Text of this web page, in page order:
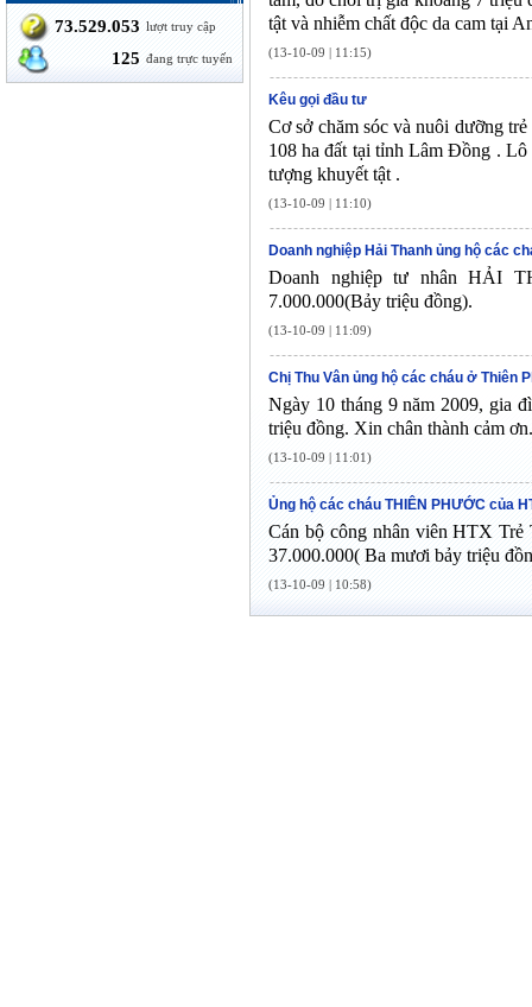
73.529.053 lượt truy cập
125 đang trực tuyến
tật và nhiễm chất độc da cam tại
(13-10-09 | 11:15)
Kêu gọi đầu tư
Cơ sở chăm sóc và nuôi dưỡng
108 ha đất tại tỉnh Lâm Đồng .
tượng khuyết tật .
(13-10-09 | 11:10)
Doanh nghiệp Hải Thanh ủng hộ các
Doanh nghiệp tư nhân HẢI
7.000.000(Bảy triệu đồng).
(13-10-09 | 11:09)
Chị Thu Vân ủng hộ các cháu ở Thiên
Ngày 10 tháng 9 năm 2009, gia
triệu đồng. Xin chân thành cảm ơn.
(13-10-09 | 11:01)
Ủng hộ các cháu THIÊN PHƯỚC của
Cán bộ công nhân viên HTX
37.000.000( Ba mươi bảy triệu
(13-10-09 | 10:58)